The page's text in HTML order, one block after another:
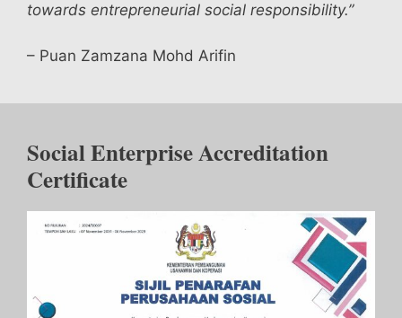
towards entrepreneurial social responsibility.”
– Puan Zamzana Mohd Arifin
Social Enterprise Accreditation
Certificate